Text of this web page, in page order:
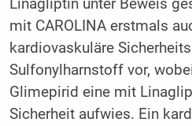
Linagliptin unter Beweis
mit CAROLINA erstmals
kardiovaskuläre
Sulfonylharnstoff vor,
Glimepirid eine mit
Sicherheit aufwies. Ein